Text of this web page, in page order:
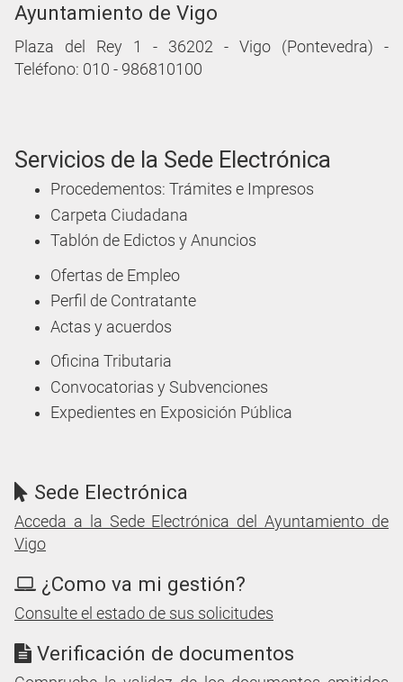
Ayuntamiento de Vigo
Plaza del Rey 1 - 36202 - Vigo (Pontevedra) -
Teléfono: 010 - 986810100
Servicios de la Sede Electrónica
Procedementos: Trámites e Impresos
Carpeta Ciudadana
Tablón de Edictos y Anuncios
Ofertas de Empleo
Perfil de Contratante
Actas y acuerdos
Oficina Tributaria
Convocatorias y Subvenciones
Expedientes en Exposición Pública
Sede Electrónica
Acceda a la Sede Electrónica del Ayuntamiento de
Vigo
¿Como va mi gestión?
Consulte el estado de sus solicitudes
Verificación de documentos